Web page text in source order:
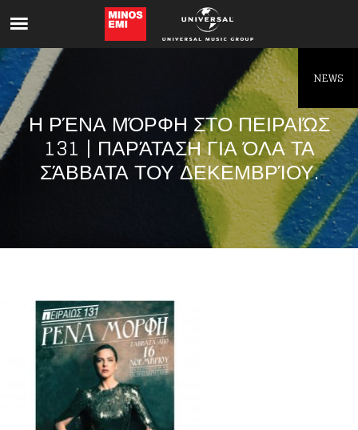
Η ΡΈΝΑ ΜΌΡΦΗ ΣΤΟ ΠΕΙΡΑΙΏΣ
131 | ΠΑΡΆΤΑΣΗ ΓΙΑ ΌΛΑ ΤΑ
ΣΆΒΒΑΤΑ ΤΟΥ ΔΕΚΕΜΒΡΊΟΥ.
NEWS
Like being first?
Get news from your favorite artists before
everyone else.